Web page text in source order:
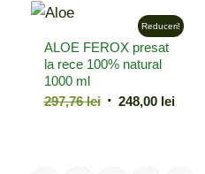
5,00 lei.
ALOE FEROX presat
la rece 100% natural
1000 ml
297,76lei Prețul
248,00 leiPrețul
Reduceri!